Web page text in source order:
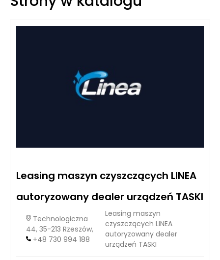
Leasing maszyn czyszczących LINEA
autoryzowany dealer urządzeń TASKI
Technologiczna
44, 35-213 Rzeszów,
+48 730 994 188
Leasing maszyn
czyszczących LINEA
autoryzowany dealer
urządzeń TASKI